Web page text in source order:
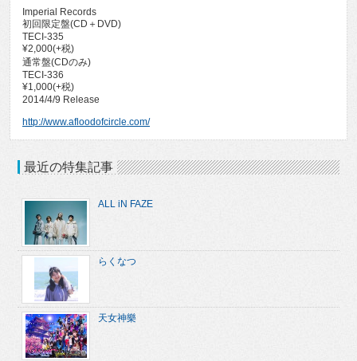
Imperial Records
初回限定盤(CD＋DVD)
TECI-335
¥2,000(+税)
通常盤(CDのみ)
TECI-336
¥1,000(+税)
2014/4/9 Release
http://www.afloodofcircle.com/
最近の特集記事
ALL iN FAZE
らくなつ
天女神樂